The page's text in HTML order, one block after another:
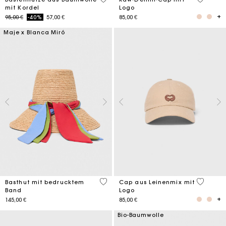
mit Kordel
Price reduced from
95,00 €to-40% 57,00 €
Logo
85,00 €
Maje x Blanca Miró
Basthut mit bedrucktem
Band
145,00 €
5 out of 5 Customer Rating
Cap aus Leinenmix mit
Logo
85,00 €
3,7 out
Bio-Baumwolle